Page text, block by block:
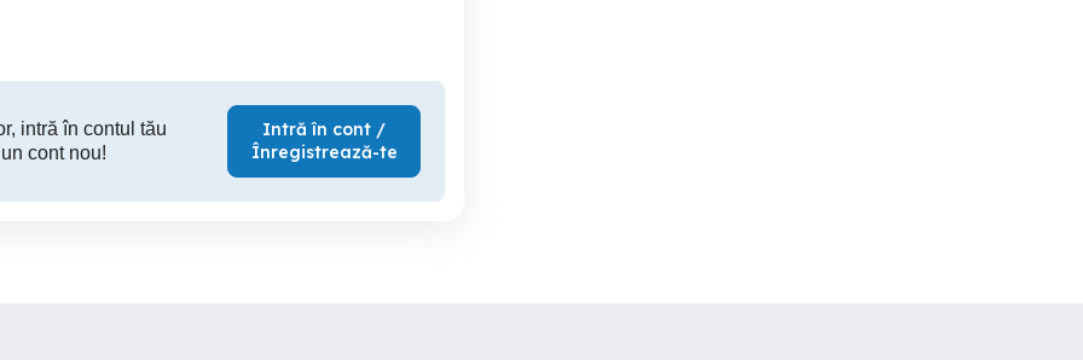
intră în contul tău
cont nou!
Intră în cont /
Înregistrează-te